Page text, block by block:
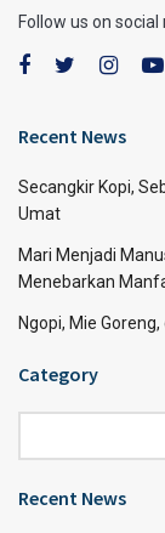
Follow us on social
Recent News
Secangkir Kopi,
Umat
Mari Menjadi
Menebarkan
Ngopi, Mie
Category
Recent News